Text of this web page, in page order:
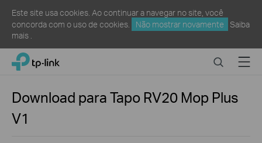
Este site usa cookies. Ao continuar a navegar no site, você
concorda com o uso de cookies.
Não mostrar novamente
Saiba
mais
Click
navigation
TP-Link, Reliably Smart SearchMenu
Download paraTapo RV20 Mop Plus
V1